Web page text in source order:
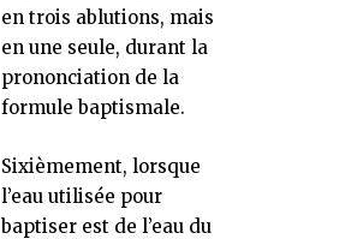
en trois ablutions, mais
en une seule, durant la
prononciation de la
formule baptismale.
Sixièmement, lorsque
l’eau utilisée pour
baptiser est de l’eau du